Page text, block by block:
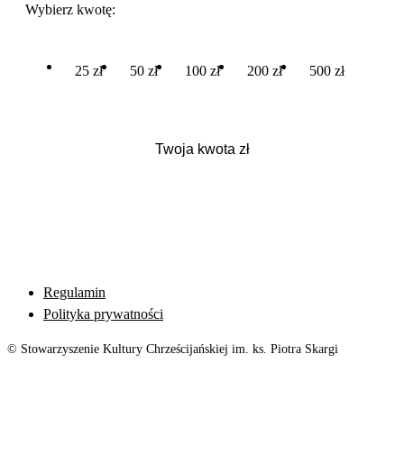
Wybierz kwotę:
25 zł 50 zł 100 zł 200 zł 500 zł
Regulamin
Polityka prywatności
© Stowarzyszenie Kultury Chrześcijańskiej im. ks. Piotra Skargi